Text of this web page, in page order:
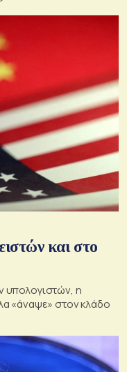
και στο
υπολογιστών, η
«άναψε» στον κλάδο